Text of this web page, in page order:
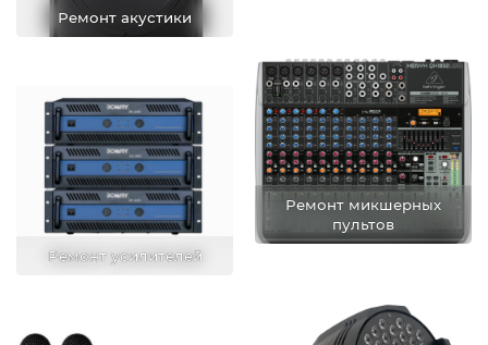
Ремонт акустики
Ремонт усилителей
Ремонт микшерных
пультов